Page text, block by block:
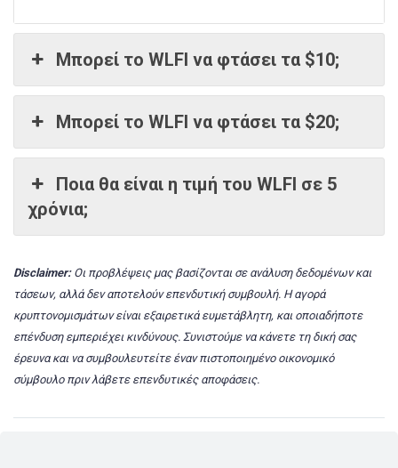
Μπορεί το WLFI να φτάσει τα $10;
Μπορεί το WLFI να φτάσει τα $20;
Ποια θα είναι η τιμή του WLFI σε 5
χρόνια;
Disclaimer:Οι προβλέψεις μας βασίζονται σε ανάλυση δεδομένων και
τάσεων, αλλά δεν αποτελούν επενδυτική συμβουλή. Η αγορά
κρυπτονομισμάτων είναι εξαιρετικά ευμετάβλητη, και οποιαδήποτε
επένδυση εμπεριέχει κινδύνους. Συνιστούμε να κάνετε τη δική σας
έρευνα και να συμβουλευτείτε έναν πιστοποιημένο οικονομικό
σύμβουλο πριν λάβετε επενδυτικές αποφάσεις.